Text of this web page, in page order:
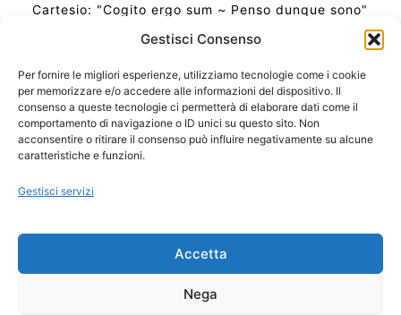
Gestisci Consenso
Per fornire le migliori esperienze, utilizziamo tecnologie come i cookie
per memorizzare e/o accedere alle informazioni del dispositivo. Il
consenso a queste tecnologie ci permetterà di elaborare dati come il
comportamento di navigazione o ID unici su questo sito. Non
acconsentire o ritirare il consenso può influire negativamente su alcune
caratteristiche e funzioni.
Gestisci servizi
Accetta
Nega
Cartesio: "Cogito ergo sum ~ Penso dunque sono"
Ora Esatta in Italia in questo momento
Ti Senti Strano Ultimamente? Potrebbe Essere per
la Risonanza di Schumann
Come Sapere Se Stai Ascendendo alla Quinta
Copyright 2026 NotiziePlus.com
📰 Contenuto Umano Verificato